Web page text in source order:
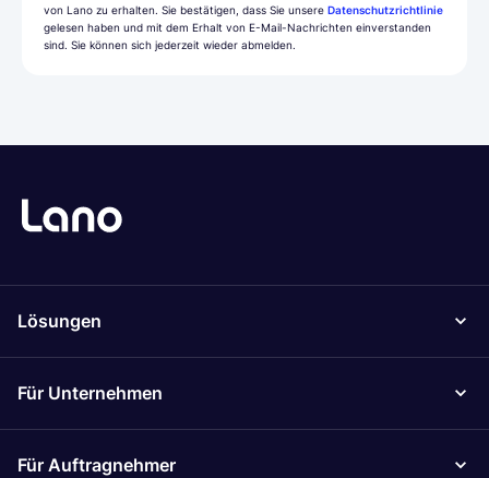
von Lano zu erhalten. Sie bestätigen, dass Sie unsere Datenschutzrichtlinie
gelesen haben und mit dem Erhalt von E-Mail-Nachrichten einverstanden
sind. Sie können sich jederzeit wieder abmelden.
Lösungen
Für Unternehmen
Für Auftragnehmer